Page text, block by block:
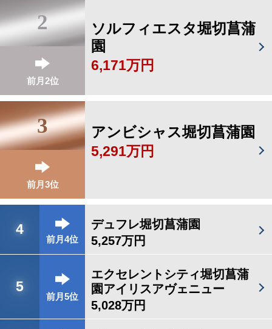
2
前月2位
ソルフィエスタ堀切菖蒲
園
6,171万円
3
前月3位
アンビシャス堀切菖蒲園
5,291万円
4
前月4位
デュフレ堀切菖蒲園
5,257万円
5
前月5位
エクセレントシティ堀切菖蒲
園アイリスアヴェニュー
5,028万円